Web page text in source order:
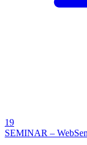
19
SEMINAR –